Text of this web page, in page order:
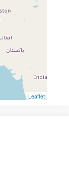
Leaflet